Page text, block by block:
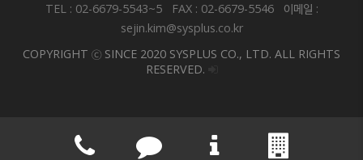
TEL : 02-6679-5543~5 FAX : 02-6679-5546 이메일 :
sejin.kim@sysplus.co.kr
COPYRIGHT ⓒ SINCE 2020 SYSPLUS CO., LTD. ALL RIGHTS
RESERVED.